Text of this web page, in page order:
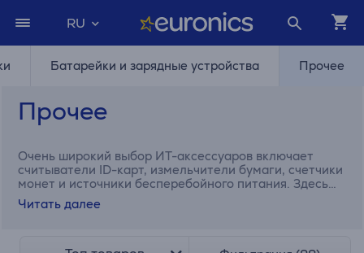
RU
Батарейки и зарядные устройства Прочее
Прочее
Очень широкий выбор ИТ-аксессуаров включает
считыватели ID-карт, измельчители бумаги, счетчики
монет и источники бесперебойного питания. Здесь
Вы также найдете охлаждающие подставки для
ноутбуков и коврики для мыши.
Читать далее